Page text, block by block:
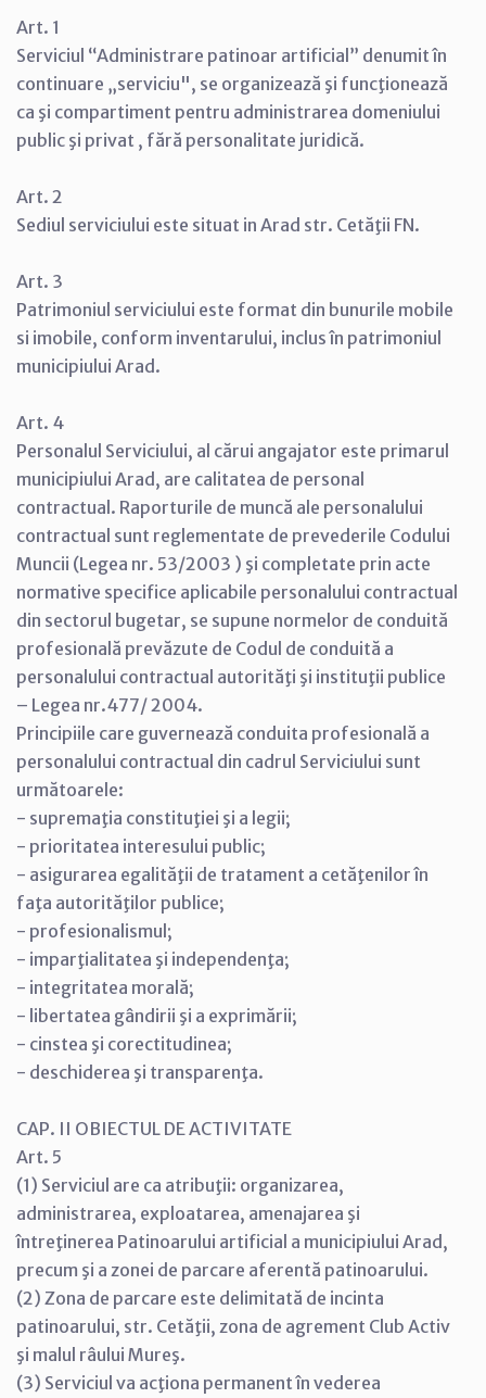
Art. 1
Serviciul “Administrare patinoar artificial” denumit în
continuare „serviciu", se organizează şi funcţionează
ca şi compartiment pentru administrarea domeniului
public şi privat , fără personalitate juridică.
Art. 2
Sediul serviciului este situat in Arad str. Cetăţii FN.
Art. 3
Patrimoniul serviciului este format din bunurile mobile
si imobile, conform inventarului, inclus în patrimoniul
municipiului Arad.
Art. 4
Personalul Serviciului, al cărui angajator este primarul
municipiului Arad, are calitatea de personal
contractual. Raporturile de muncă ale personalului
contractual sunt reglementate de prevederile Codului
Muncii (Legea nr. 53/2003 ) şi completate prin acte
normative specifice aplicabile personalului contractual
din sectorul bugetar, se supune normelor de conduită
profesională prevăzute de Codul de conduită a
personalului contractual autorităţi şi instituţii publice
– Legea nr.477/ 2004.
Principiile care guvernează conduita profesională a
personalului contractual din cadrul Serviciului sunt
următoarele:
- supremaţia constituţiei şi a legii;
- prioritatea interesului public;
- asigurarea egalităţii de tratament a cetăţenilor în
faţa autorităţilor publice;
- profesionalismul;
- imparţialitatea şi independenţa;
- integritatea morală;
- libertatea gândirii şi a exprimării;
- cinstea şi corectitudinea;
- deschiderea şi transparenţa.
CAP. II OBIECTUL DE ACTIVITATE
Art. 5
(1) Serviciul are ca atribuţii: organizarea,
administrarea, exploatarea, amenajarea şi
întreţinerea Patinoarului artificial a municipiului Arad,
precum şi a zonei de parcare aferentă patinoarului.
(2) Zona de parcare este delimitată de incinta
patinoarului, str. Cetăţii, zona de agrement Club Activ
şi malul râului Mureş.
(3) Serviciul va acţiona permanent în vederea